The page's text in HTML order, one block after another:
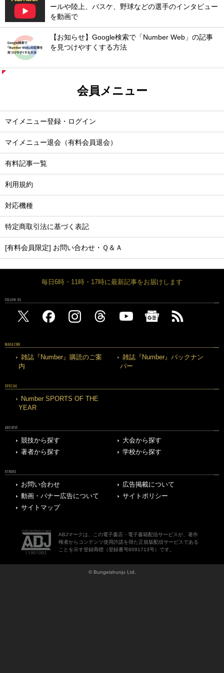
ールや陸上、バスケ、野球などの選手のインタビュー
を動画で
【お知らせ】Google検索で「Number Web」の記事
を見つけやすくする方法
会員メニュー
マイメニュー登録・ログイン
マイメニュー退会（有料会員退会）
有料記事一覧
利用規約
対応機種
特定商取引法に基づく表記
[有料会員限定] お問い合わせ・Ｑ＆Ａ
毎日6時・11時・17時に最新記事をお届けします
FOLLOW US
MAGAZINE
雑誌『Number』購読のご案
内
雑誌『Number』バックナン
バー
SPECIAL
Number SPORTS OF THE
YEAR
ARCHIVE
競技から探す
大会から探す
著者から探す
学校から探す
OTHERS
お問い合わせ
広告掲載について
動画・バナー広告について
サイトポリシー
サイトマップ
ABJマークは、この電子書店・電子書籍配信サービスが、著作
権者からコンテンツ使用許諾を得た正規版配信サービスである
ことを示す登録商標（登録番号6091713号）です。
© Bungeishunju Ltd.